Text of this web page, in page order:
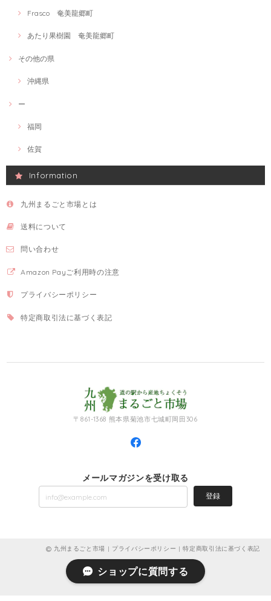
Frasco 奄美龍郷町
あたり果樹園 奄美龍郷町
その他の県
沖縄県
ー
福岡
佐賀
Information
九州まるごと市場とは
送料について
問い合わせ
Amazon Payご利用時の注意
プライバシーポリシー
特定商取引法に基づく表記
〒861-1368 熊本県菊池市七城町岡田306
メールマガジンを受け取る
登録
九州まるごと市場 | プライバシーポリシー |特定商取引法に基づく表記
ショップに質問する